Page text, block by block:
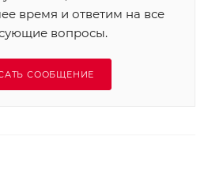
время и ответим на все
вопросы.
СООБЩЕНИЕ